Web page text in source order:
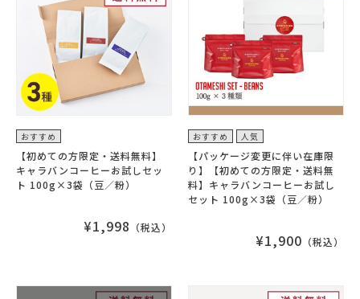
おすすめ
【初めての方限定・送料無料】
キャラバンコーヒーお試しセッ
ト 100g×3袋（豆／粉）
¥1,998 （税込）
おすすめ 人気
【パッケージ変更に伴い在庫限
り】【初めての方限定・送料無
料】キャラバンコーヒーお試し
セット 100g×3袋（豆／粉）
¥1,900 （税込）